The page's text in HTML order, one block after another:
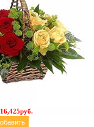
16,425руб.